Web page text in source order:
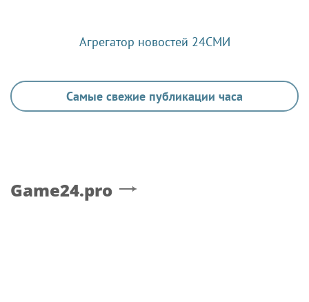
Агрегатор новостей 24СМИ
Самые свежие публикации часа
Game24.pro